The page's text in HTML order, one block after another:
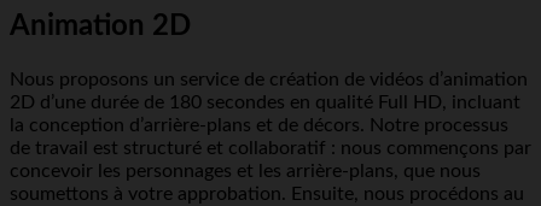
Animation 2D
Nous proposons un service de création de vidéos d’animation
2D d’une durée de 180 secondes en qualité Full HD, incluant
la conception d’arrière-plans et de décors. Notre processus
de travail est structuré et collaboratif : nous commençons par
concevoir les personnages et les arrière-plans, que nous
soumettons à votre approbation. Ensuite, nous procédons au